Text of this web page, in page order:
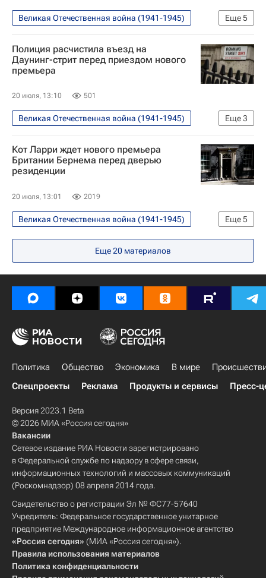
Еще5
Великая Отечественная война (1941-1945)
В мире
Великобритания
Энди Бернем
Карл III
Кир Стармер
Полиция расчистила въезд на
Даунинг-стрит перед приездом нового
премьера
20 июля, 13:10 501
Еще3
Великая Отечественная война (1941-1945)
В мире
Кир Стармер
Энди Бернем
Кот Ларри ждет нового премьера
Британии Бернема перед дверью
резиденции
20 июля, 13:01 2019
Еще5
Великая Отечественная война (1941-1945)
В мире
Великобритания
Маргарет Тэтчер
Тони Блэр
Еще20 материалов
Политика Общество Экономика В мире
Спецпроекты
Реклама Продукты и сервисы Пресс-
Версия 2023.1 Beta
© 2026 МИА «Россия сегодня»
Вакансии
Сетевое издание РИА Новости зарегистрировано
в Федеральной службе по надзору в сфере связи,
информационных технологий и массовых коммуникаций
(Роскомнадзор) 08 апреля 2014 года.
Свидетельство о регистрации Эл № ФС77-57640
Учредитель: Федеральное государственное унитарное
предприятие Международное информационное агентство
«Россия сегодня» (МИА «Россия сегодня»).
Правила использования материалов
Политика конфиденциальности